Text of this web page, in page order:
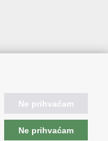
Ne prihvaćam
Ne prihvaćam